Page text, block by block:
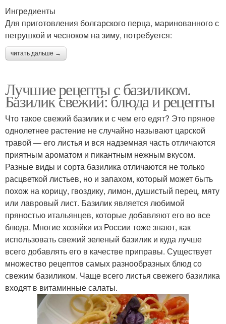
Ингредиенты
Для приготовления болгарского перца, маринованного с
петрушкой и чесноком на зиму, потребуется:
читать дальше →
Лучшие рецепты с базиликом.
Базилик свежий: блюда и рецепты
Что такое свежий базилик и с чем его едят? Это пряное
однолетнее растение не случайно называют царской
травой — его листья и вся надземная часть отличаются
приятным ароматом и пикантным нежным вкусом.
Разные виды и сорта базилика отличаются не только
расцветкой листьев, но и запахом, который может быть
похож на корицу, гвоздику, лимон, душистый перец, мяту
или лавровый лист. Базилик является любимой
пряностью итальянцев, которые добавляют его во все
блюда. Многие хозяйки из России тоже знают, как
использовать свежий зеленый базилик и куда лучше
всего добавлять его в качестве приправы. Существует
множество рецептов самых разнообразных блюд со
свежим базиликом. Чаще всего листья свежего базилика
входят в витаминные салаты.